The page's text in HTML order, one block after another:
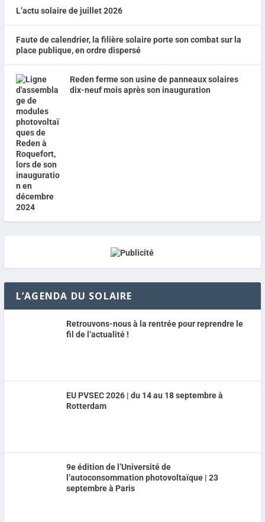
L’actu solaire de juillet 2026
Faute de calendrier, la filière solaire porte son combat sur la
place publique, en ordre dispersé
Reden ferme son usine de panneaux solaires
dix-neuf mois après son inauguration
L’AGENDA DU SOLAIRE
Retrouvons-nous à la rentrée pour reprendre le
fil de l’actualité !
EU PVSEC 2026 | du 14 au 18 septembre à
Rotterdam
9e édition de l’Université de
l’autoconsommation photovoltaïque | 23
septembre à Paris